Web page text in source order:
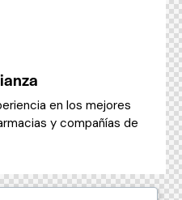
en los mejores
y compañías de